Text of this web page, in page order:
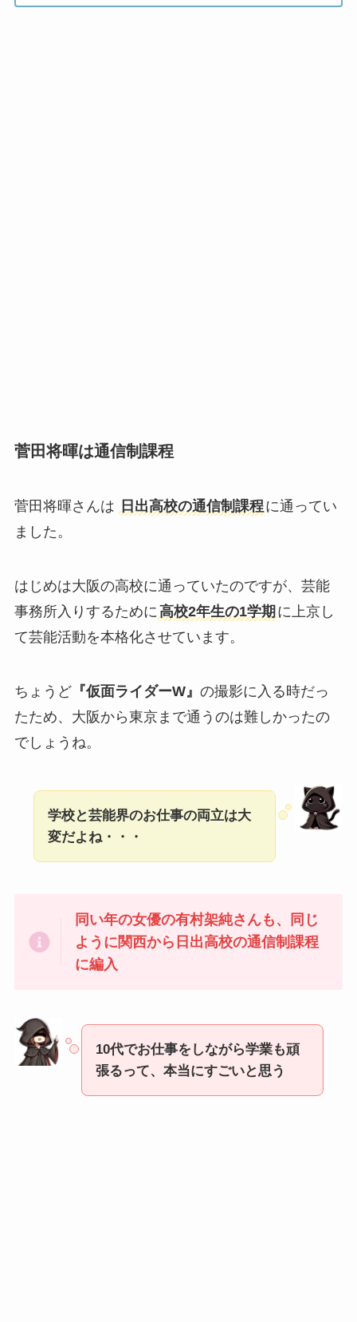
菅田将暉は通信制課程
菅田将暉さんは 日出高校の通信制課程に通ってい
ました。
はじめは大阪の高校に通っていたのですが、芸能
事務所入りするために高校2年生の1学期 に上京し
て芸能活動を本格化させています。
ちょうど『仮面ライダーW』 の撮影に入る時だっ
たため、大阪から東京まで通うのは難しかったの
でしょうね。
学校と芸能界のお仕事の両立は大
変だよね・・・
同い年の女優の有村架純さんも、同じ
ように関西から日出高校の通信制課程
に編入
10代でお仕事をしながら学業も頑
張るって、本当にすごいと思う